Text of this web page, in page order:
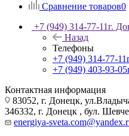
Сравнение товаров0
+7 (949) 314-77-11г.
Назад
Телефоны
+7 (949) 314-77-11
+7 (949) 403-93-05
Контактная информация
83052, г. Донецк,
346332, г. Донецк , бул.
energiya-